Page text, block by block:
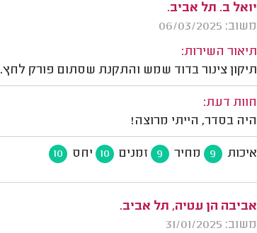
יואל ב. תל אביב.
משוב: 06/03/2025
תיאור השירות:
תיקון צינור בדוד שמש והתקנת שסתום פורק לחץ.
חוות דעת:
היה בסדר, הייתי מרוצה!
איכות 9 מחיר 9 זמנים 10 יחס 10
אביבה הן עטיה, תל אביב.
משוב: 31/01/2025